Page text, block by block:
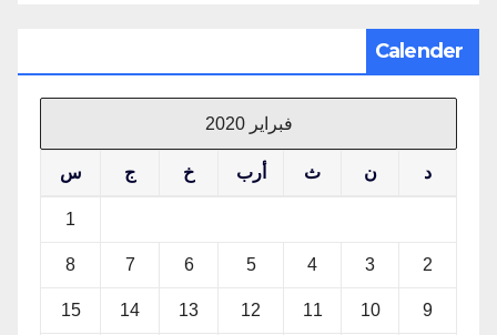
Calender
فبراير 2020
د ن ث أرب خ ج س
1
2
3
4
5
6
7
8
9
10
11
12
13
14
15